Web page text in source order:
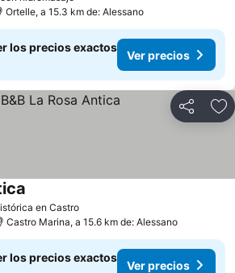
Ortelle, a 15.3 km de: Alessano
los precios exactos
Ver precios
Compartir
en Castro
Castro Marina, a 15.6 km de: Alessano
los precios exactos
Ver precios